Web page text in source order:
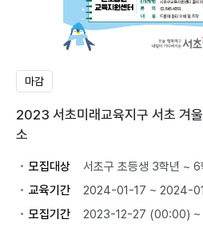
마감
2023 서초미래교육지구 서초 겨
소
모집대상
서초구 초등생 3학년 ~ 6
교육기간
2024-01-17 ~ 2024-
모집기간
2023-12-27 (00:00)